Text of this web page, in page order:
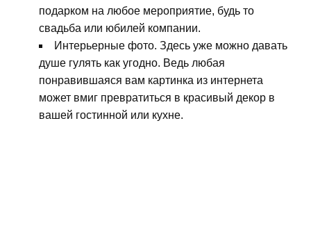
подарком на любое мероприятие, будь то
свадьба или юбилей компании.
Интерьерные фото. Здесь уже можно давать
душе гулять как угодно. Ведь любая
понравившаяся вам картинка из интернета
может вмиг превратиться в красивый декор в
вашей гостинной или кухне.